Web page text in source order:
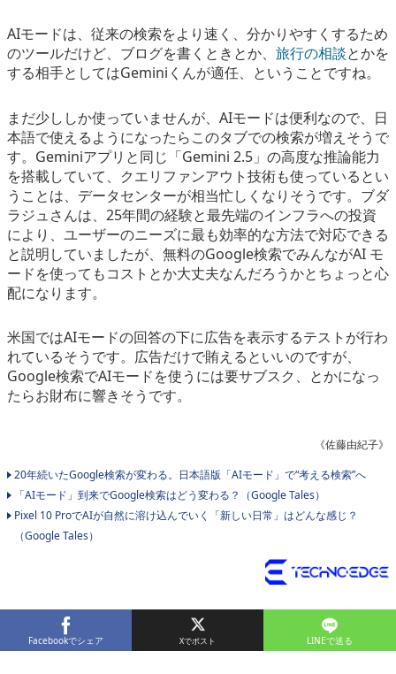
AIモードは、従来の検索をより速く、分かりやすくするため
のツールだけど、ブログを書くときとか、 旅行の相談とかを
する相手としてはGeminiくんが適任、ということですね。
まだ少ししか使っていませんが、AIモードは便利なので、日
本語で使えるようになったらこのタブでの検索が増えそうで
す。Geminiアプリと同じ「Gemini 2.5」の高度な推論能力
を搭載していて、クエリファンアウト技術も使っているとい
うことは、データセンターが相当忙しくなりそうです。ブダ
ラジュさんは、25年間の経験と最先端のインフラへの投資
により、ユーザーのニーズに最も効率的な方法で対応できる
と説明していましたが、無料のGoogle検索でみんながAI モ
ードを使ってもコストとか大丈夫なんだろうかとちょっと心
配になります。
米国ではAIモードの回答の下に広告を表示するテストが行わ
れているそうです。広告だけで賄えるといいのですが、
Google検索でAIモードを使うには要サブスク、とかになっ
たらお財布に響きそうです。
《佐藤由紀子》
20年続いたGoogle検索が変わる。日本語版「AIモード」で“考える検索”へ
「AIモード」到来でGoogle検索はどう変わる？（Google Tales）
Pixel 10 ProでAIが自然に溶け込んでいく「新しい日常」はどんな感じ？
（Google Tales）
Facebookでシェア LINEで送る